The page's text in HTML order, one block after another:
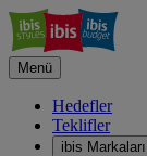
Menü
Hedefler
Teklifler
ibis Markaları